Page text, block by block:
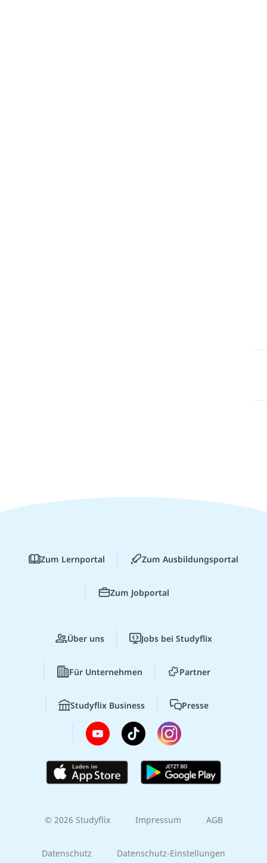
Zum Lernportal Zum Ausbildungsportal
Zum Jobportal
Über uns Jobs bei Studyflix
Für Unternehmen Partner
Studyflix Business Presse
© 2026 Studyflix Impressum AGB
Datenschutz Datenschutz-Einstellungen